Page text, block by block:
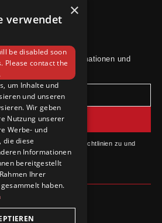
für aktuelle Informationen und
du unseren Datenschutzrichtlinien zu und
×
verwendet
be disabled soon
Please contact the
um Inhalte und
und unseren
Wir geben
Nutzung unserer
Werbe- und
die diese
Informationen
bereitgestellt
Ihrer
haben.